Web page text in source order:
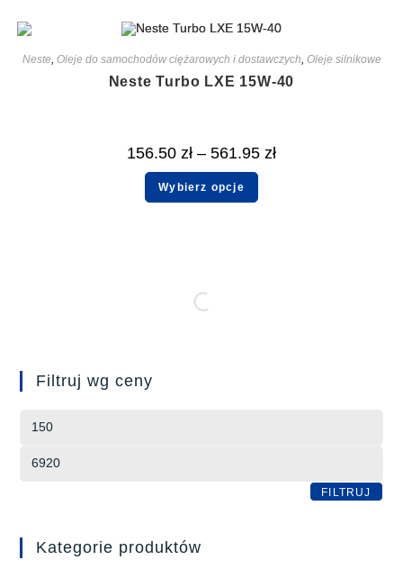
Neste, Oleje do samochodów ciężarowych i dostawczych, Oleje silnikowe
Neste Turbo LXE 15W-40
156.50 zł – 561.95 zł
Wybierz opcje
Filtruj wg ceny
FILTRUJ
Kategorie produktów